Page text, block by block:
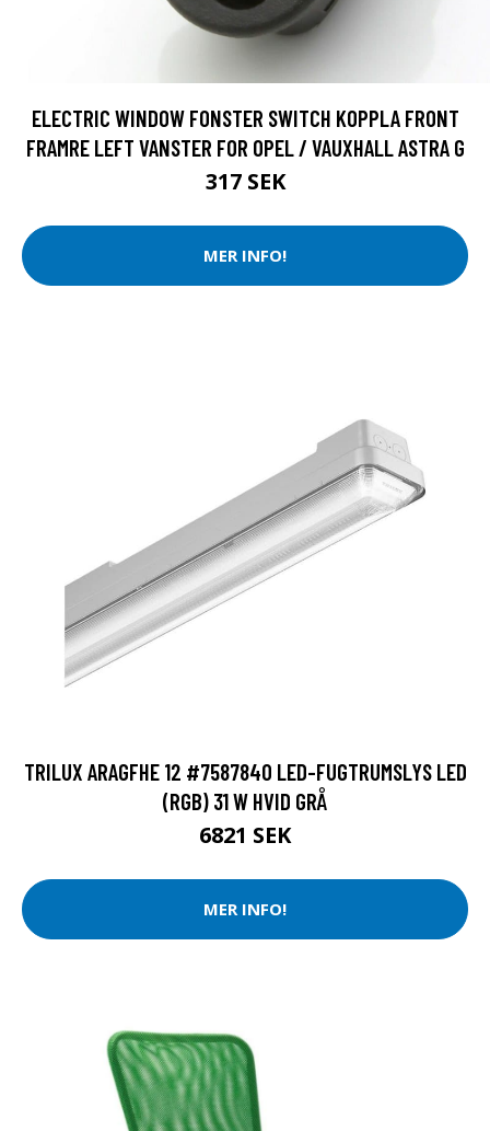
ELECTRIC WINDOW FONSTER SWITCH KOPPLA FRONT
FRAMRE LEFT VANSTER FOR OPEL / VAUXHALL ASTRA G
317 SEK
MER INFO!
TRILUX ARAGFHE 12 #7587840 LED-FUGTRUMSLYS LED
(RGB) 31 W HVID GRÅ
6821 SEK
MER INFO!